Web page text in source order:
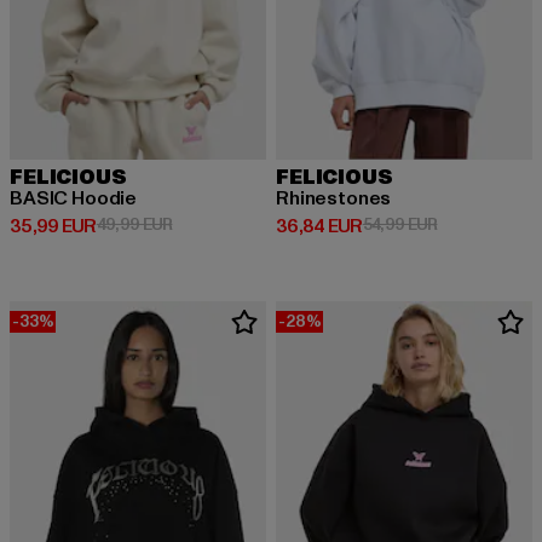
FELICIOUS
BASIC Hoodie
35,99 EUR
Derzeitiger Preis: 35,99 EUR
49,99 EURAktionspreis: 49,99 EUR
FELICIOUS
Rhinestones
36,84 EUR
Derzeitiger Preis: 36,84 EUR
54,99 EURAktionspreis:
-33% -28%